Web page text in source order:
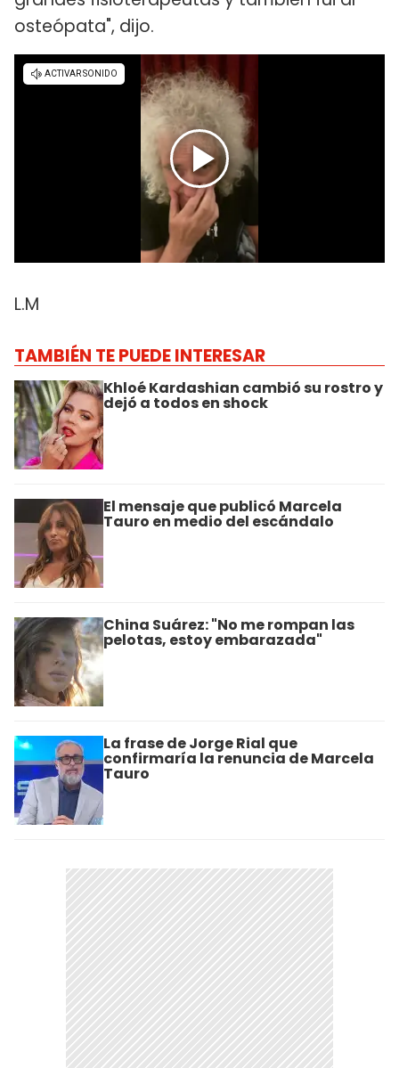
osteópata", dijo.
L.M
TAMBIÉN TE PUEDE INTERESAR
Khloé Kardashian cambió su rostro y
dejó a todos en shock
El mensaje que publicó Marcela
Tauro en medio del escándalo
China Suárez: "No me rompan las
pelotas, estoy embarazada"
La frase de Jorge Rial que
confirmaría la renuncia de Marcela
Tauro